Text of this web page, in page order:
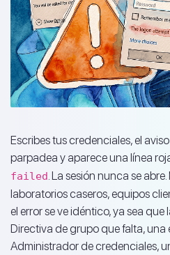
Escribes tus credenciales, el
parpadea y aparece una línea
failed . La sesión nunca se
laboratorios caseros, equipos
el error se ve idéntico, ya sea
Directiva de grupo que falta, una
Administrador de credenciales,